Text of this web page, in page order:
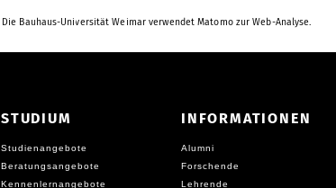
Die Bauhaus-Universität Weimar verwendet Matomo zur Web-Analyse.
STUDIUM
Studienangebote
Beratungsangebote
Kennenlernangebote
INFORMATIONEN
Alumni
Forschende
Lehrende